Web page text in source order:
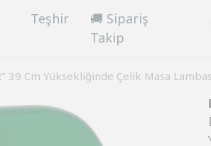
Teşhir
🚚 Sipariş
Takip
39 Cm Yüksekliğinde Çelik Masa